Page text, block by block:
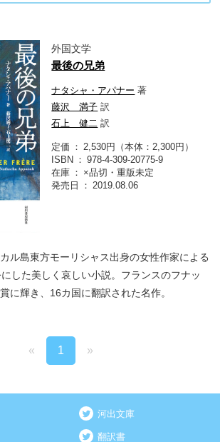
外国文学
最後の兄弟
ナタシャ・アパナー 著
藤沢 満子 訳
石上 健二 訳
定価
2,530円（本体：2,300円）
ISBN
978-4-309-20775-9
在庫
×品切・重版未定
発売日
2019.08.06
ル島東方モーリシャス出身の女性作家による
した美しく哀しい小説。フランスのフナッ
に輝き、16カ国に翻訳された名作。
« 1 »
河出文庫
翻訳書